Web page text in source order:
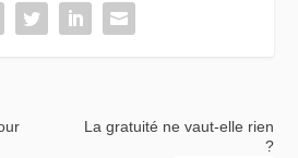
La gratuité ne vaut-elle rien
?